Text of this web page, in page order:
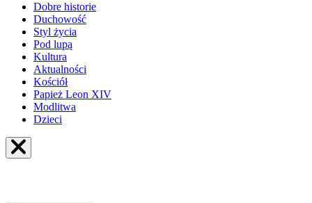
Dobre historie
Duchowość
Styl życia
Pod lupą
Kultura
Aktualności
Kościół
Papież Leon XIV
Modlitwa
Dzieci